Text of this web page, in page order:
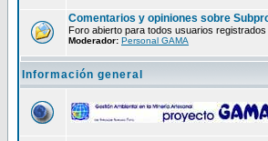
Comentarios y opiniones sobre
Foro abierto para todos usuarios
Moderador: Personal GAMA
Información general